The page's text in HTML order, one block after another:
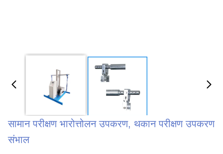
सामान परीक्षण भारोत्तोलन उपकरण, थकान परीक्षण उपकरण
संभाल